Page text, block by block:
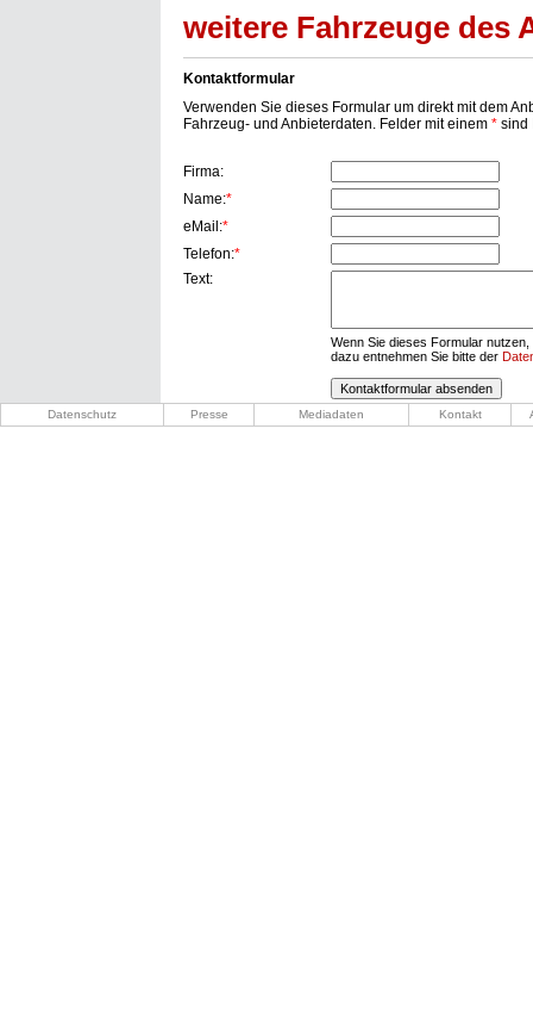
weitere Fahrzeuge des
Kontaktformular
Verwenden Sie dieses Formular um direkt mit dem
Fahrzeug- und Anbieterdaten. Felder mit einem *sind
Firma:
Name:*
eMail:*
Telefon:*
Text:
Wenn Sie dieses Formular
dazu entnehmen Sie bitte der
Datenschutz Presse Mediadaten Kontakt